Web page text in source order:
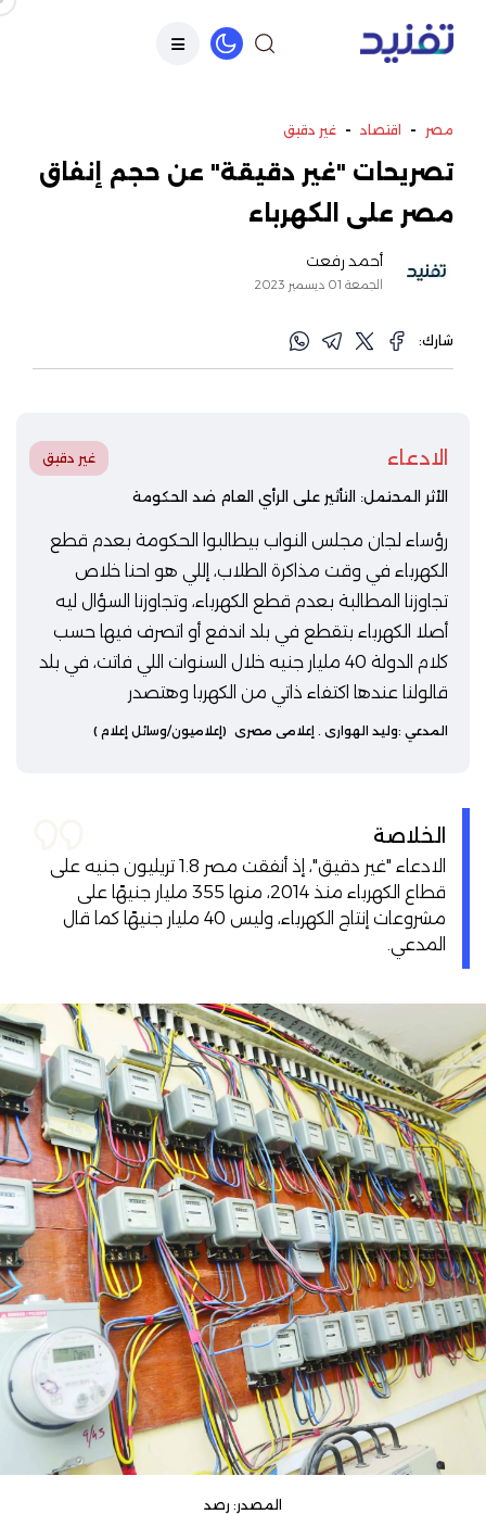
مصر - اقتصاد - غير دقيق
تصريحات "غير دقيقة" عن حجم إنفاق
مصر على الكهرباء
أحمد رفعت
الجمعة 01 ديسمبر 2023
شارك:
الادعاء غير دقيق
الأثر المحتمل: التأثير على الرأي العام ضد الحكومة
رؤساء لجان مجلس النواب بيطالبوا الحكومة بعدم قطع
الكهرباء في وقت مذاكرة الطلاب، إللي هو احنا خلاص
تجاوزنا المطالبة بعدم قطع الكهرباء، وتجاوزنا السؤال ليه
أصلا الكهرباء بتقطع في بلد اندفع أو اتصرف فيها حسب
كلام الدولة 40 مليار جنيه خلال السنوات اللي فاتت، في بلد
قالولنا عندها اكتفاء ذاتي من الكهربا وهتصدر
المدعي :وليد الهواري . إعلامي مصري (إعلاميون/وسائل إعلام )
الخلاصة
الادعاء "غير دقيق"، إذ أنفقت مصر 1.8 تريليون جنيه على
قطاع الكهرباء منذ 2014، منها 355 مليار جنيهًا على
مشروعات إنتاج الكهرباء، وليس 40 مليار جنيهًا كما قال
المدعي.
المصدر: رصد